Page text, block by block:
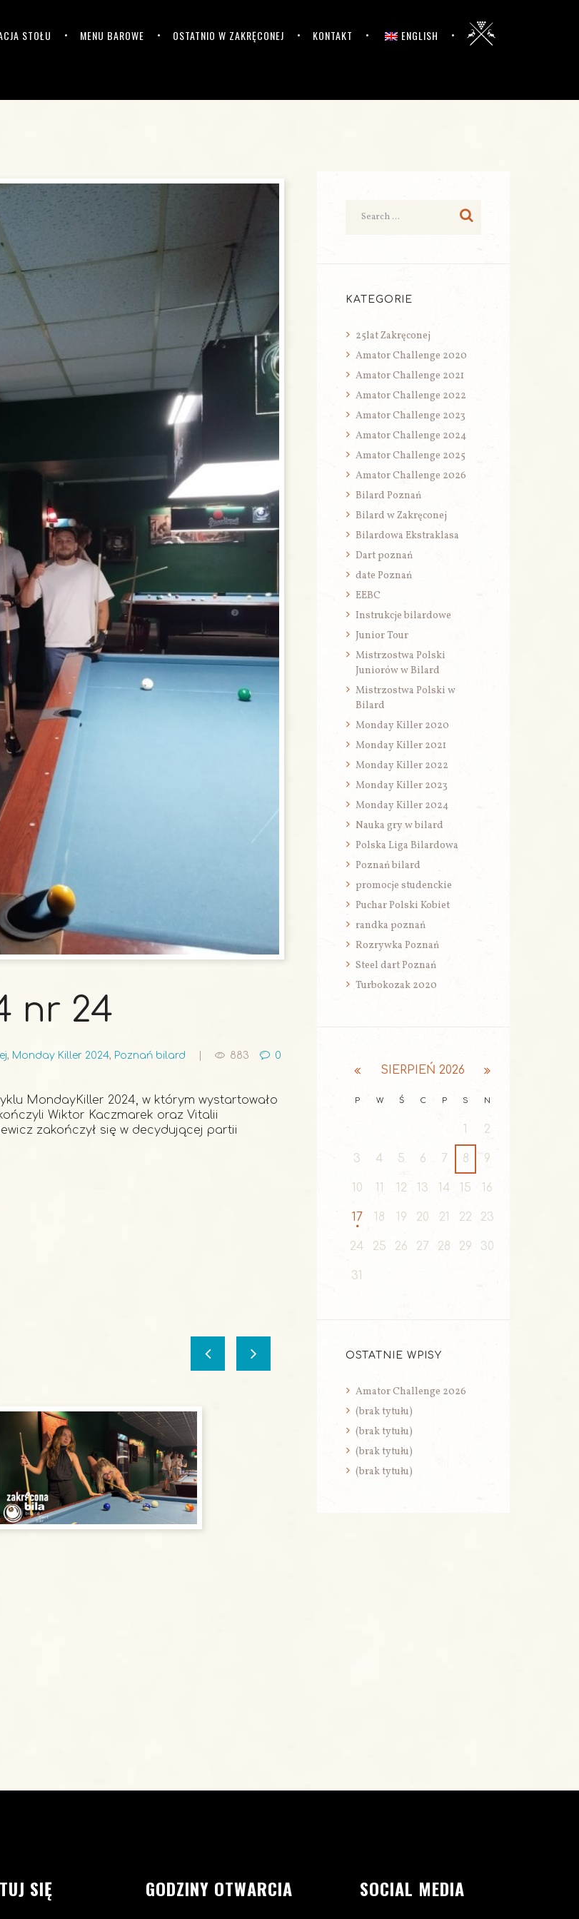
STOŁU MENU BAROWE OSTATNIO W ZAKRĘCONEJ KONTAKT ENGLISH
nr 24
, Monday Killer 2024, Poznań bilard 883
0
MondayKiller 2024, w którym wystartowało
Wiktor Kaczmarek oraz Vitalii
zakończył się w decydującej partii
KATEGORIE
25lat Zakręconej
Amator Challenge 2020
Amator Challenge 2021
Amator Challenge 2022
Amator Challenge 2023
Amator Challenge 2024
Amator Challenge 2025
Amator Challenge 2026
Bilard Poznań
Bilard w Zakręconej
Bilardowa Ekstraklasa
Dart poznań
date Poznań
EEBC
Instrukcje bilardowe
Junior Tour
Mistrzostwa Polski
Juniorów w Bilard
Mistrzostwa Polski w
Bilard
Monday Killer 2020
Monday Killer 2021
Monday Killer 2022
Monday Killer 2023
Monday Killer 2024
Nauka gry w bilard
Polska Liga Bilardowa
Poznań bilard
promocje studenckie
Puchar Polski Kobiet
randka poznań
Rozrywka Poznań
Steel dart Poznań
Turbokozak 2020
SIERPIEŃ 2026
P W Ś C P S N
1 2
3 4 5 6 7 8 9
10 11 12 13 14 15 16
17 18 19 20 21 22 23
24 25 26 27 28 29 30
31
OSTATNIE WPISY
Amator Challenge 2026
(brak tytułu)
(brak tytułu)
(brak tytułu)
(brak tytułu)
SIĘ GODZINY OTWARCIA SOCIAL MEDIA